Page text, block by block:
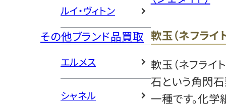
ルイ・ヴィトン
その他ブランド品買取
エルメス
シャネル
軟玉（ネフライ
軟玉（ネフライ
石という角閃
一種です。化学